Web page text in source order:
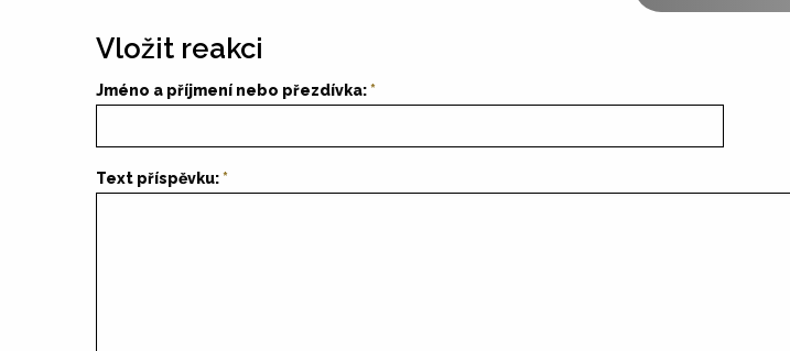
Vložit reakci
Jméno a příjmení nebo přezdívka:
Text příspěvku: